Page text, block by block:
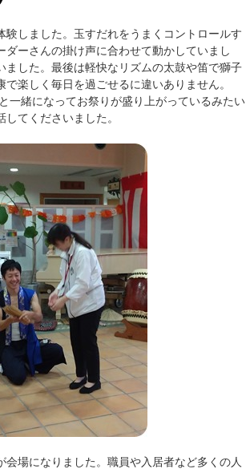
しました。玉すだれをうまくコントロールす
ーさんの掛け声に合わせて動かしていまし
した。最後は軽快なリズムの太鼓や笛で獅子
楽しく毎日を過ごせるに違いありません。
一緒になってお祭りが盛り上がっているみたい
てくださいました。
場になりました。職員や入居者など多くの人